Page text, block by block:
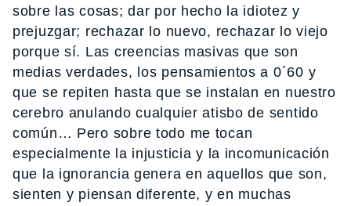
sobre las cosas; dar por hecho la idiotez y
prejuzgar; rechazar lo nuevo, rechazar lo viejo
porque sí. Las creencias masivas que son
medias verdades, los pensamientos a 0´60 y
que se repiten hasta que se instalan en nuestro
cerebro anulando cualquier atisbo de sentido
común… Pero sobre todo me tocan
especialmente la injusticia y la incomunicación
que la ignorancia genera en aquellos que son,
sienten y piensan diferente, y en muchas